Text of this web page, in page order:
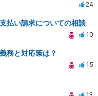
24
払い請求についての相談
10
務と対応策は？
15